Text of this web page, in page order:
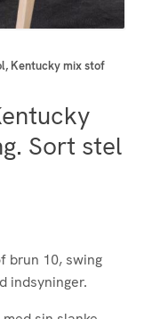
Kentucky mix stof
Sort stel
brun 10, swing
indsyninger.